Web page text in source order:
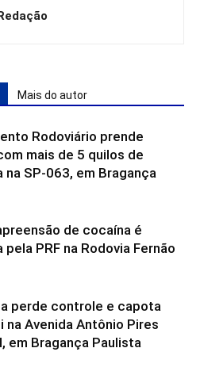
Mais do autor
Rodoviário prende
mais de 5 quilos de
na SP-063, em Bragança
de cocaína é
pela PRF na Rodovia Fernão
perde controle e capota
na Avenida Antônio Pires
em Bragança Paulista